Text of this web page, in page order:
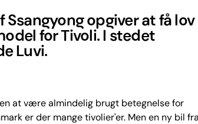
opgiver at få lov
for Tivoli. I stedet
Luvi.
at være almindelig brugt betegnelse for
er der mange tivolier'er. Men en ny bil fra